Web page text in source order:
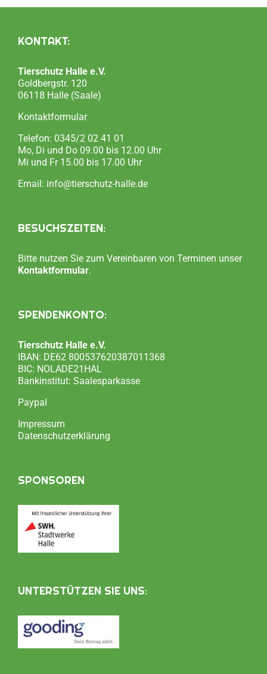
KONTAKT:
Tierschutz Halle e.V.
Goldbergstr. 120
06118 Halle (Saale)
Kontaktformular
Telefon: 0345/2 02 41 01
Mo, Di und Do 09.00 bis 12.00 Uhr
Mi und Fr 15.00 bis 17.00 Uhr
Email: info@tierschutz-halle.de
BESUCHSZEITEN:
Bitte nutzen Sie zum Vereinbaren von Terminen unser
Kontaktformular.
SPENDENKONTO:
Tierschutz Halle e.V.
IBAN: DE62 800537620387011368
BIC: NOLADE21HAL
Bankinstitut: Saalesparkasse
Paypal
Impressum
Datenschutzerklärung
SPONSOREN
UNTERSTÜTZEN SIE UNS: